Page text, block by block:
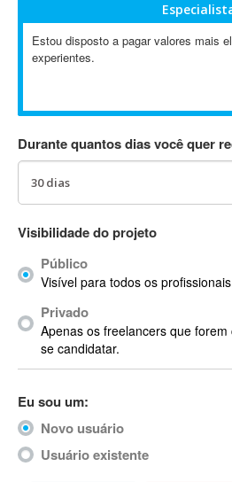
Ableton Push
Abstract
AC3
ACID Pro
ACPI
Acrobat
Acrobat X
Acronis
ACT
Actimize
ActionScript
ActionScript 3
Estou disposto a pagar valores mais
experientes.
Durante quantos dias você quer
Visibilidade do projeto
Público
Visível para todos os
Privado
Apenas os freelancers que
se candidatar.
Eu sou um:
Novo usuário
Usuário existente